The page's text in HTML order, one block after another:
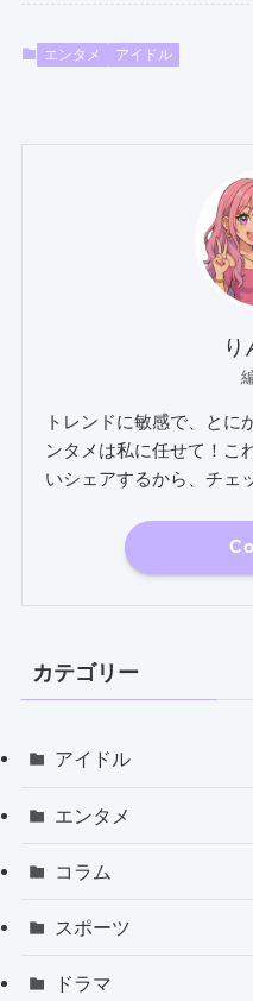
エンタメ アイドル
り
トレンドに敏感で、とに
ンタメは私に任せて！こ
いシェアするから、チェ
カテゴリー
アイドル
エンタメ
コラム
スポーツ
ドラマ